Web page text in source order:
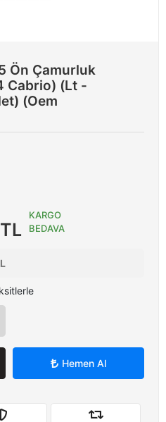
Ön Çamurluk
Cabrio) (Lt -
(Oem
KARGO
BEDAVA
Hemen Al